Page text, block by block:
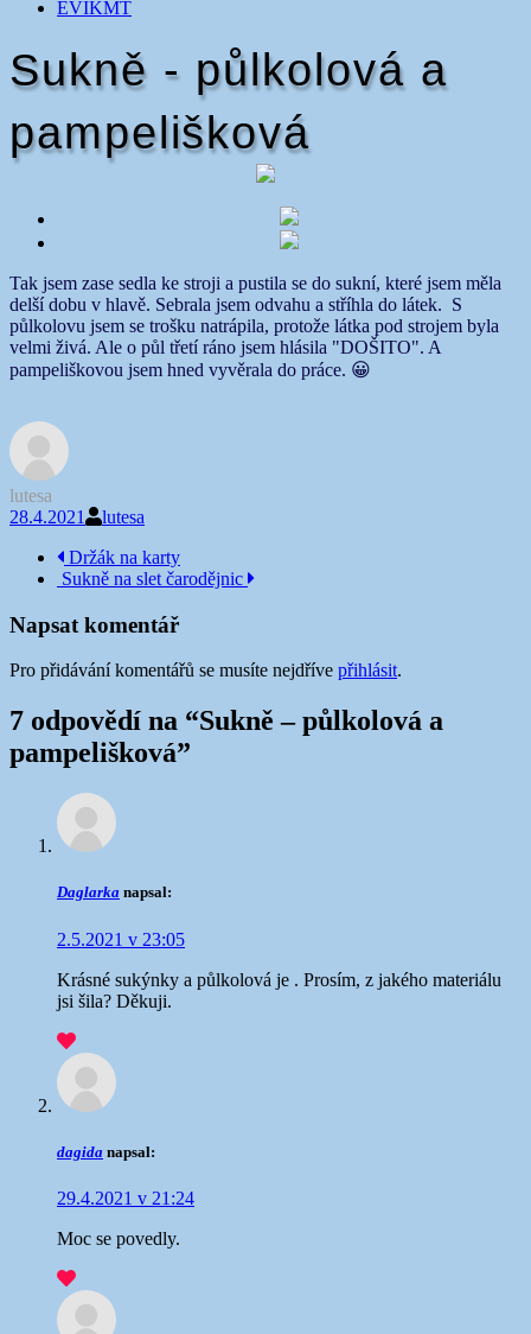
EVIKMT
Sukně - půlkolová a
pampelišková
Tak jsem zase sedla ke stroji a pustila se do sukní, které jsem měla
delší dobu v hlavě. Sebrala jsem odvahu a stříhla do látek. S
půlkolovu jsem se trošku natrápila, protože látka pod strojem byla
velmi živá. Ale o půl třetí ráno jsem hlásila "DOŠITO". A
pampeliškovou jsem hned vyvěrala do práce. 😀
lutesa
28.4.2021
lutesa
Navigace
příspěvku
Držák na karty
Sukně na slet čarodějnic
Napsat komentář
Pro přidávání komentářů se musíte nejdříve přihlásit.
7 odpovědí na “Sukně – půlkolová a
pampelišková”
Daglarka napsal:
2.5.2021 v 23:05
Krásné sukýnky a půlkolová je . Prosím, z jakého materiálu
jsi šila? Děkuji.
dagida napsal:
29.4.2021 v 21:24
Moc se povedly.